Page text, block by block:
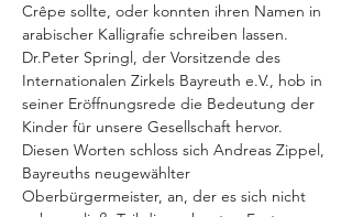
Crêpe sollte, oder konnten ihren Namen in
arabischer Kalligrafie schreiben lassen.
Dr.Peter Springl, der Vorsitzende des
Internationalen Zirkels Bayreuth e.V., hob in
seiner Eröffnungsrede die Bedeutung der
Kinder für unsere Gesellschaft hervor.
Diesen Worten schloss sich Andreas Zippel,
Bayreuths neugewählter
Oberbürgermeister, an, der es sich nicht